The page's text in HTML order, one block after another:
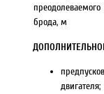
преодолеваемого
брода, м
двигателя;